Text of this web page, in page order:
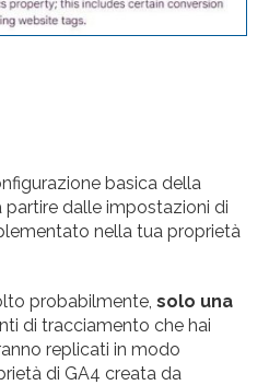
basica della
dalle impostazioni di
nella tua proprietà
probabilmente, solo una
di tracciamento che hai
replicati in modo
di GA4 creata da